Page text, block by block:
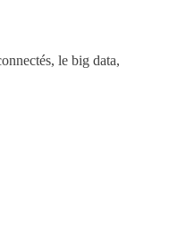
le big data,